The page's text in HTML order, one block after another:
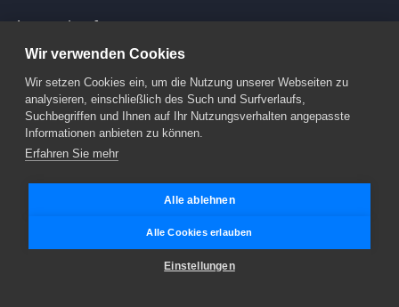
Autoverkauf
Autoankauf
Autoankauf Bundesweit
Informationen
Wir verwenden Cookies
Wir setzen Cookies ein, um die Nutzung unserer Webseiten zu
analysieren, einschließlich des Such und Surfverlaufs,
Suchbegriffen und Ihnen auf Ihr Nutzungsverhalten angepasste
Informationen anbieten zu können.
Erfahren Sie mehr
Alle ablehnen
Alle Cookies erlauben
Einstellungen